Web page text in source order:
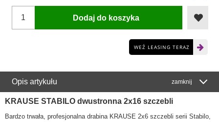
Dodaj do koszyka
WEŹ LEASING TERAZ
Opis artykułu zamknij
KRAUSE STABILO dwustronna 2x16 szczebli
Bardzo trwała, profesjonalna drabina KRAUSE 2x6 szczebli serii Stabilo,